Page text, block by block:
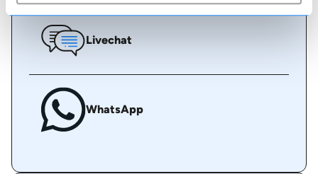
Livechat
WhatsApp